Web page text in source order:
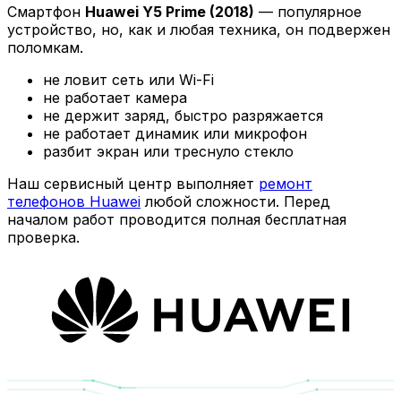
Смартфон Huawei Y5 Prime (2018) — популярное
устройство, но, как и любая техника, он подвержен
поломкам.
не ловит сеть или Wi-Fi
не работает камера
не держит заряд, быстро разряжается
не работает динамик или микрофон
разбит экран или треснуло стекло
Наш сервисный центр выполняет ремонт
телефонов Huawei любой сложности. Перед
началом работ проводится полная бесплатная
проверка.